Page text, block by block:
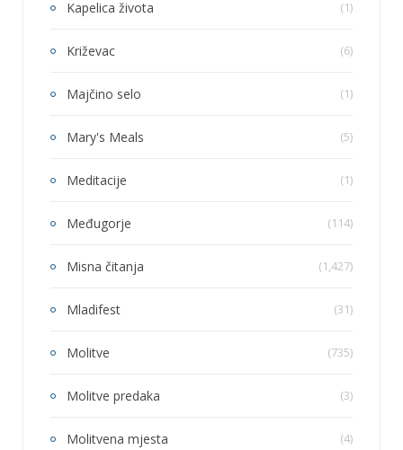
Kapelica života (1)
Križevac (6)
Majčino selo (1)
Mary's Meals (5)
Meditacije (1)
Međugorje (114)
Misna čitanja (1,427)
Mladifest (31)
Molitve (735)
Molitve predaka (3)
Molitvena mjesta (4)